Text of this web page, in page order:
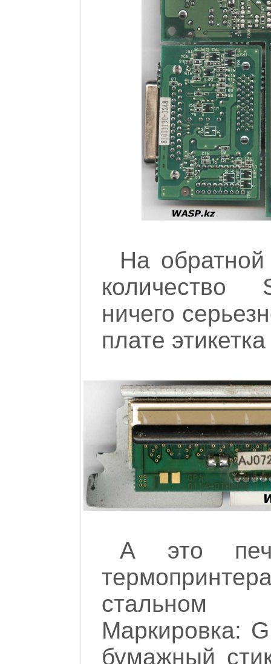
На обратной
количество
ничего
плате
А это
стальном
Маркировка:
бумажный